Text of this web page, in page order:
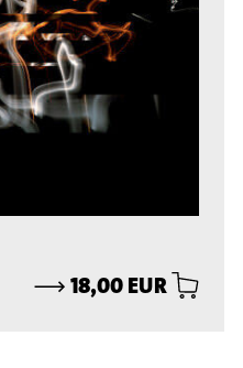
⟶18,00 EUR